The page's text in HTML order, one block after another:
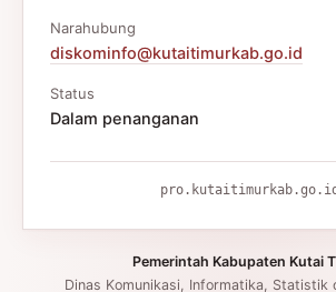
Narahubung
diskominfo@kutaitimurkab.go.id
Status
Dalam penanganan
pro.kutaitimurkab.go.id
Pemerintah Kabupaten Kutai
Dinas Komunikasi, Informatika, Statistik